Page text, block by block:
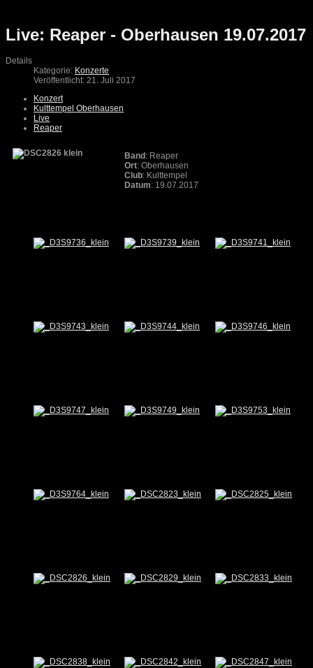
Live: Reaper - Oberhausen 19.07.2017
Details
Kategorie: Konzerte
Veröffentlicht: 21. Juli 2017
Konzert
Kulttempel Oberhausen
Live
Reaper
Band : Reaper
Ort: Oberhausen
Club: Kulttempel
Datum: 19.07.2017